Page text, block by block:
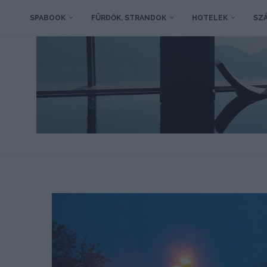
SPABOOK FÜRDŐK, STRANDOK HOTELEK